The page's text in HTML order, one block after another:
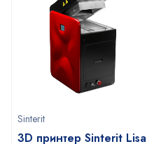
Sinterit
3D принтер Sinterit Lisa